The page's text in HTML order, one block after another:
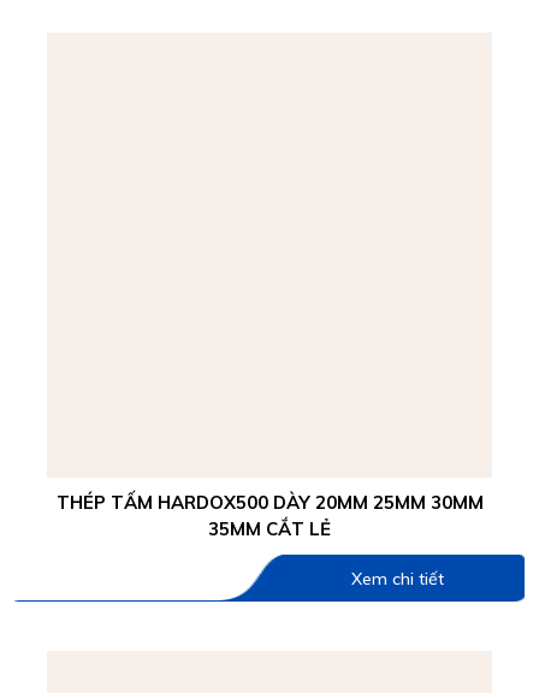
THÉP TẤM HARDOX500 DÀY 20MM 25MM 30MM
35MM CẮT LẺ
Xem chi tiết